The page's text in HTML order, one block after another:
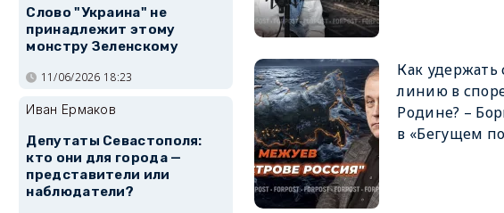
Как
линию в
Родине? –
в «Бегущем
Слово "Украина" не
принадлежит этому
монстру Зеленскому
11/06/2026 18:23
Иван Ермаков
Депутаты Севастополя:
кто они для города —
представители или
наблюдатели?